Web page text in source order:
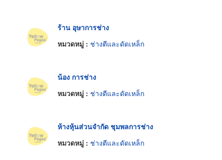
ร้าน อุษาการช่าง
หมวดหมู่ : ช่างตีและดัดเหล็ก
น้อง การช่าง
หมวดหมู่ : ช่างตีและดัดเหล็ก
ห้างหุ้นส่วนจำกัด ชุมพลการช่าง
หมวดหมู่ : ช่างตีและดัดเหล็ก